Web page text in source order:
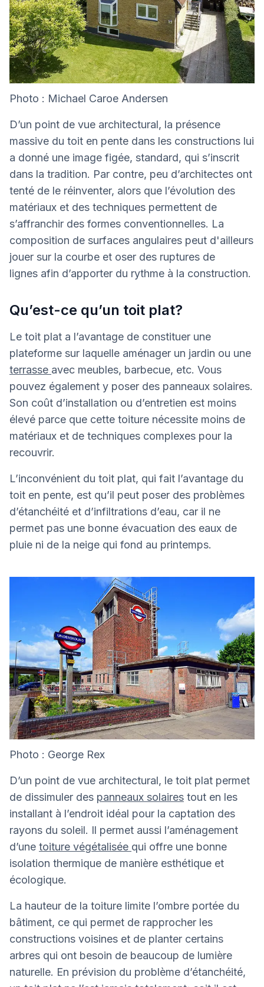
Photo : Michael Caroe Andersen
D’un point de vue architectural, la présence
massive du toit en pente dans les constructions lui
a donné une image figée, standard, qui s’inscrit
dans la tradition. Par contre, peu d’architectes ont
tenté de le réinventer, alors que l’évolution des
matériaux et des techniques permettent de
s’affranchir des formes conventionnelles. La
composition de surfaces angulaires peut d'ailleurs
jouer sur la courbe et oser des ruptures de
lignes afin d’apporter du rythme à la construction.
Qu’est-ce qu’un toit plat?
Le toit plat a l’avantage de constituer une
plateforme sur laquelle aménager un jardin ou une
terrasse avec meubles, barbecue, etc. Vous
pouvez également y poser des panneaux solaires.
Son coût d’installation ou d’entretien est moins
élevé parce que cette toiture nécessite moins de
matériaux et de techniques complexes pour la
recouvrir.
L’inconvénient du toit plat, qui fait l’avantage du
toit en pente, est qu’il peut poser des problèmes
d’étanchéité et d’infiltrations d’eau, car il ne
permet pas une bonne évacuation des eaux de
pluie ni de la neige qui fond au printemps.
Photo : George Rex
D’un point de vue architectural, le toit plat permet
de dissimuler des panneaux solaires tout en les
installant à l’endroit idéal pour la captation des
rayons du soleil. Il permet aussi l’aménagement
d’une toiture végétalisée qui offre une bonne
isolation thermique de manière esthétique et
écologique.
La hauteur de la toiture limite l’ombre portée du
bâtiment, ce qui permet de rapprocher les
constructions voisines et de planter certains
arbres qui ont besoin de beaucoup de lumière
naturelle. En prévision du problème d’étanchéité,